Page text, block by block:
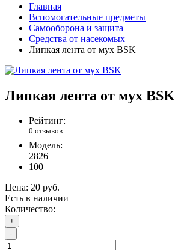
Главная
Вспомогательные предметы
Самооборона и защита
Средства от насекомых
Липкая лента от мух BSK
Липкая лента от мух BSK
Рейтинг:
0 отзывов
Модель:
2826
100
Цена: 20 руб.
Есть в наличии
Количество:
+
-